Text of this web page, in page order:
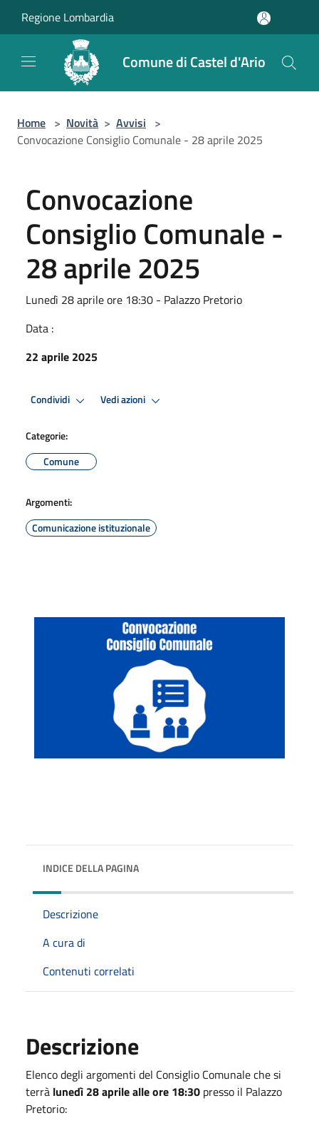
Regione Lombardia
Comune di Castel d'Ario
Home > Novità > Avvisi >
Convocazione Consiglio Comunale - 28 aprile 2025
Convocazione
Consiglio Comunale -
28 aprile 2025
Lunedì 28 aprile ore 18:30 - Palazzo Pretorio
Data :
22 aprile 2025
Condividi Vedi azioni
Categorie:
Comune
Argomenti:
Comunicazione istituzionale
INDICE DELLA PAGINA
Descrizione
A cura di
Contenuti correlati
Descrizione
Elenco degli argomenti del Consiglio Comunale che si
terrà lunedì 28 aprile alle ore 18:30 presso il Palazzo
Pretorio: